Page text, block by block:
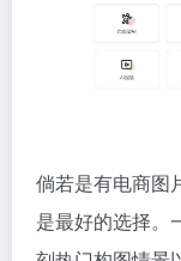
倘若是有电商图
是最好的选择。